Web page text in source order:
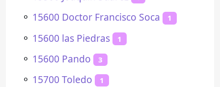
⚬ 15600 Doctor Francisco Soca 1
⚬ 15600 las Piedras 1
⚬ 15600 Pando 3
⚬ 15700 Toledo 1